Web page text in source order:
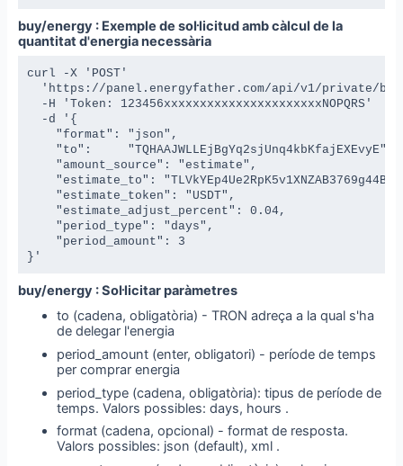
buy/energy : Exemple de sol·licitud amb càlcul de la
quantitat d'energia necessària
curl -X 'POST'
'https://panel.energyfather.com/api/v1/private/
  -H 'Token: 123456xxxxxxxxxxxxxxxxxxxxxxNOPQRS'
  -d '{
    "format": "json",
    "to":     "TQHAAJWLLEjBgYq2sjUnq4kbKfajEXEvyE",
    "amount_source": "estimate",
"estimate_to":
    "estimate_token": "USDT",
    "estimate_adjust_percent": 0.04,
    "period_type": "days",
    "period_amount": 3
}'
buy/energy : Sol·licitar paràmetres
to (cadena, obligatòria) - TRON adreça a la qual s'ha
de delegar l'energia
period_amount (enter, obligatori) - període de temps
per comprar energia
period_type (cadena, obligatòria): tipus de període de
temps. Valors possibles: days, hours .
format (cadena, opcional) - format de resposta.
Valors possibles: json (default), xml .